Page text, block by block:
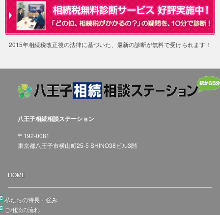
2015年相続税改正後の法律に基づいた、最新の診断が無料で受けられます！
八王子相続相談ステーション
〒192-0081
東京都八王子市横山町25-5 SHINO38ビル3階
HOME
私たちの特長・強み
ご相談の流れ